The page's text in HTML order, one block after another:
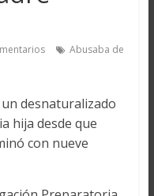
Abusaba de
desnaturalizado
hija desde que
con nueve